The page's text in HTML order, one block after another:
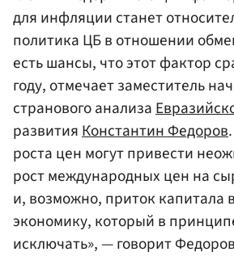
для инфляции станет
политика ЦБ в отношении
есть шансы, что этот фактор
году, отмечает заместитель
странового анализа
развитияКонстантин Федоров
роста цен могут привести
рост международных цен на
и, возможно, приток капитала
экономику, который в
исключать», — говорит